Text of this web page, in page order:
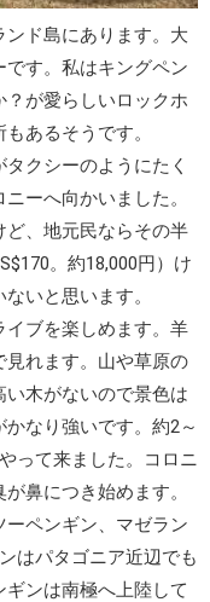
ド島にあります。大
す。私はキングペン
？が愛らしいロックホ
あるそうです。
タクシーのようにたく
ーへ向かいました。
、地元民ならその半
。約18,000円）け
いと思います。
イブを楽しめます。羊
れます。山や草原の
木がないので景色は
なり強いです。約2～
って来ました。コロニ
が鼻につき始めます。
ーペンギン、 マゼラン
はパタゴニア近辺でも
ンは南極へ上陸して